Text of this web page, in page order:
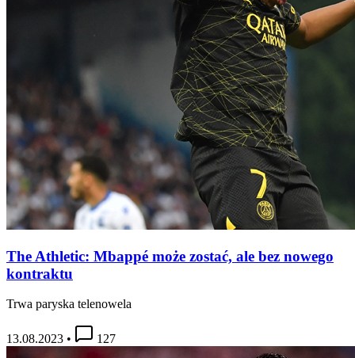
The Athletic: Mbappé może zostać, ale bez nowego
kontraktu
Trwa paryska telenowela
13.08.2023 • 127